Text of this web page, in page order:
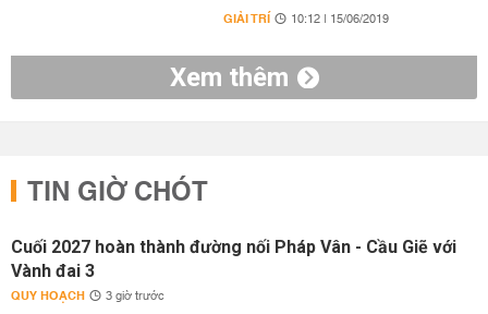
GIẢI TRÍ 10:12 | 15/06/2019
Xem thêm
TIN GIỜ CHÓT
Cuối 2027 hoàn thành đường nối Pháp Vân - Cầu Giẽ với
Vành đai 3
QUY HOẠCH 3 giờ trước